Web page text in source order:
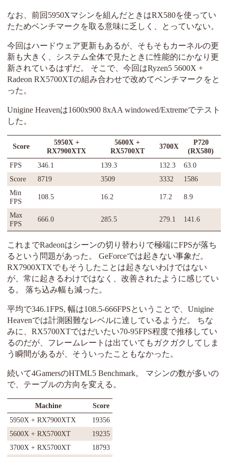
なお、前回5950Xマシンを組んだときはRX580を使ってい
たためベンチマークを取る意味に乏しく、とっていない。
今回はハードウェア更新もあるが、そもそもカーネルの更
新も大きく、システム全体で見たときに性能的にかなり更
新されているはずだ。 そこで、今回はRyzen5 5600X +
Radeon RX5700XTの組み合わせで改めてベンチマークをと
った。
Unigine Heavenは1600x900 8xAA windowed/Extremeでテスト
した。
Score
5950X +
RX7900XTX
5600X +
RX5700XT
3700X
P720
(RX580)
FPS
346.1 139.3 132.3
63.0
Score
8719 3509 3332
1586
Min
FPS
108.5 16.2 17.2 8.9
Max
FPS
666.0 285.5 279.1 141.6
これまでRadeonはシーンの切り替わりで極端にFPSが落ち
るという問題があった。 GeForceでは起きない事象だ。
RX7900XTXでもそうしたことは起きないわけではない
が、常に起きるわけではなく、改善されたように感じてい
る。 落ち込み幅も減った。
平均で346.1FPS, 幅は108.5-666FPSということで、Unigine
Heavenでは計測困難なレベルに達しているようだ。 ちな
みに、RX5700XTではだいたい70-95FPS程度で推移してい
るのだが、フレームレートは出ていてもガクガクしてしま
う瞬間があるが、そういったこともなかった。
続いて4GamersのHTML5 Benchmark。 マシンの数が多いの
で、テーブルの方向を変える。
Machine
Score
5950X + RX7900XTX
19356
5600X + RX5700XT
19235
3700X + RX5700XT
18793